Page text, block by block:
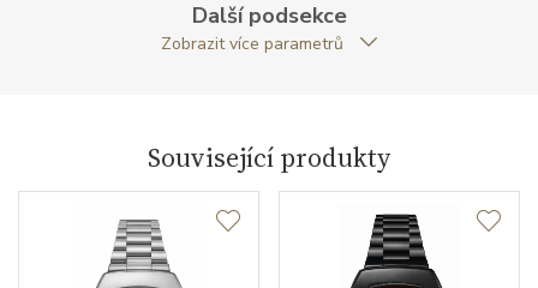
quartz
Sekundová ručka
Další podsekce
Zobrazit více parametrů
Související produkty